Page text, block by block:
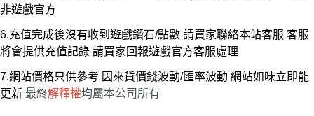
非遊戲官方
6.充值完成後沒有收到遊戲鑽石/點數 請買家聯絡本站客服 客服
將會提供充值記錄 請買家回報遊戲官方客服處理
7.網站價格只供參考 因來貨價錢波動/匯率波動 網站如味立即能
更新 最終解釋權均屬本公司所有